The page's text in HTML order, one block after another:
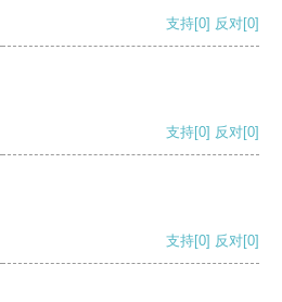
支持[0] 反对[0]
支持[0] 反对[0]
支持[0] 反对[0]